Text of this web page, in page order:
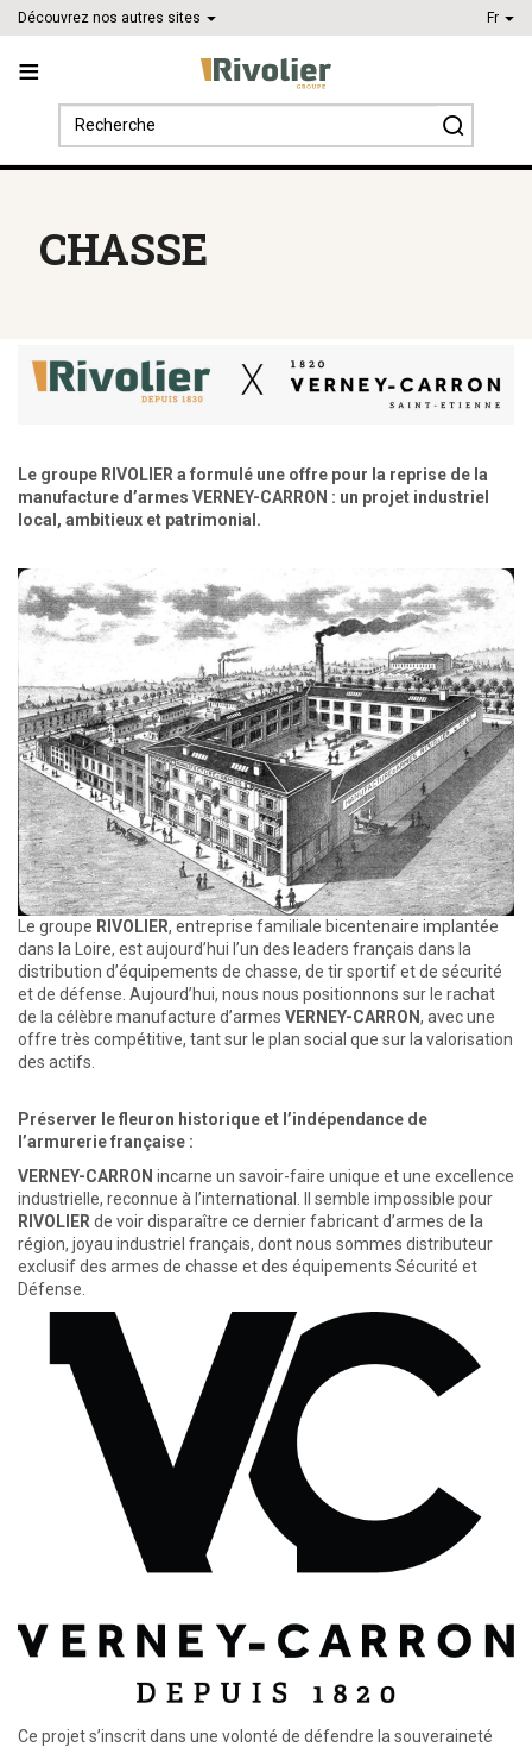
Découvrez nos autres sites Fr
Search
for:
CHASSE
Le groupe RIVOLIER a formulé une offre pour la reprise de la
manufacture d’armes VERNEY-CARRON : un projet industriel
local, ambitieux et patrimonial.
Le groupe RIVOLIER, entreprise familiale bicentenaire implantée
dans la Loire, est aujourd’hui l’un des leaders français dans la
distribution d’équipements de chasse, de tir sportif et de sécurité
et de défense. Aujourd’hui, nous nous positionnons sur le rachat
de la célèbre manufacture d’armes VERNEY-CARRON, avec une
offre très compétitive, tant sur le plan social que sur la valorisation
des actifs.
Préserver le fleuron historique et l’indépendance de
l’armurerie française :
VERNEY-CARRON incarne un savoir-faire unique et une excellence
industrielle, reconnue à l’international. Il semble impossible pour
RIVOLIER de voir disparaître ce dernier fabricant d’armes de la
région, joyau industriel français, dont nous sommes distributeur
exclusif des armes de chasse et des équipements Sécurité et
Défense.
Ce projet s’inscrit dans une volonté de défendre la souveraineté